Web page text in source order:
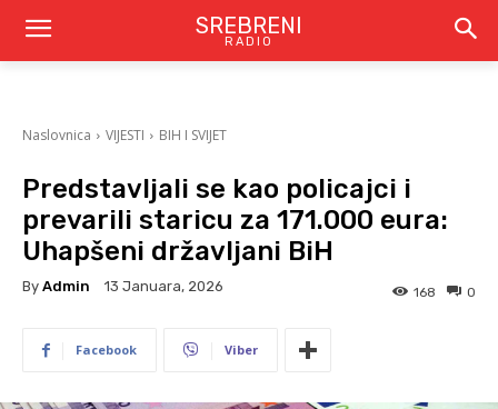
SREBRENI
RADIO
Naslovnica VIJESTI BIH I SVIJET
Predstavljali se kao policajci i
prevarili staricu za 171.000 eura:
Uhapšeni državljani BiH
By Admin 13 Januara, 2026 0
168
Facebook Viber